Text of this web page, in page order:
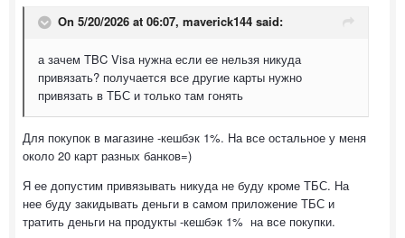
On 5/20/2026 at 06:07, maverick144 said:
а зачем TBC Visa нужна если ее нельзя никуда
привязать? получается все другие карты нужно
привязать в ТБС и только там гонять
Для покупок в магазине -кешбэк 1%. На все остальное у меня
около 20 карт разных банков=)
Я ее допустим привязывать никуда не буду кроме ТБС. На
нее буду закидывать деньги в самом приложение ТБС и
тратить деньги на продукты -кешбэк 1% на все покупки.